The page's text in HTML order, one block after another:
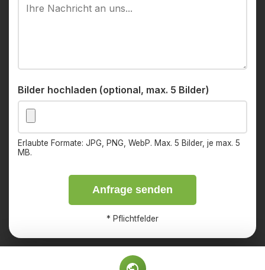
Bilder hochladen (optional, max. 5 Bilder)
Erlaubte Formate: JPG, PNG, WebP. Max. 5 Bilder, je max. 5
MB.
Anfrage senden
* Pflichtfelder